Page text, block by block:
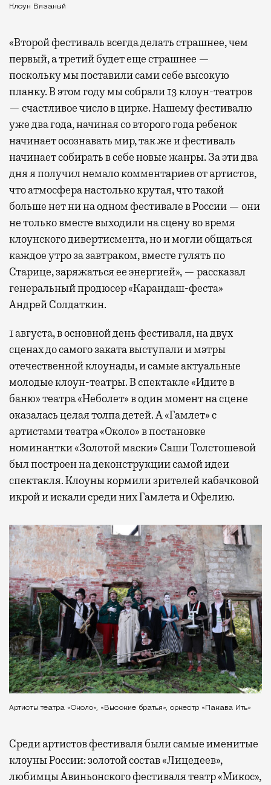
Клоун Вязаный
«Второй фестиваль всегда делать страшнее, чем
первый, а третий будет еще страшнее —
поскольку мы поставили сами себе высокую
планку. В этом году мы собрали 13 клоун-театров
— счастливое число в цирке. Нашему фестивалю
уже два года, начиная со второго года ребенок
начинает осознавать мир, так же и фестиваль
начинает собирать в себе новые жанры. За эти два
дня я получил немало комментариев от артистов,
что атмосфера настолько крутая, что такой
больше нет ни на одном фестивале в России — они
не только вместе выходили на сцену во время
клоунского дивертисмента, но и могли общаться
каждое утро за завтраком, вместе гулять по
Старице, заряжаться ее энергией», — рассказал
генеральный продюсер «Карандаш-феста»
Андрей Солдаткин.
1 августа, в основной день фестиваля, на двух
сценах до самого заката выступали и мэтры
отечественной клоунады, и самые актуальные
молодые клоун-театры. В спектакле «Идите в
баню» театра «Неболет» в один момент на сцене
оказалась целая толпа детей. А «Гамлет» с
артистами театра «Около» в постановке
номинантки «Золотой маски» Саши Толстошевой
был построен на деконструкции самой идеи
спектакля. Клоуны кормили зрителей кабачковой
икрой и искали среди них Гамлета и Офелию.
Артисты театра «Около», «Высокие братья», оркестр «Пакава Ить»
Среди артистов фестиваля были самые именитые
клоуны России: золотой состав «Лицедеев»,
любимцы Авиньонского фестиваля театр «Микос»,